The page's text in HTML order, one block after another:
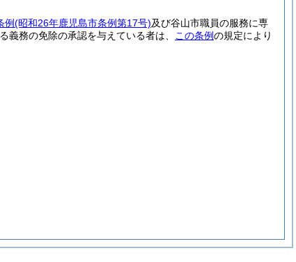
例(昭和26年鹿児島市条例第17号)及び谷山市職員の服務に専
義務の免除の承認を与えている者は、 この条例の規定により